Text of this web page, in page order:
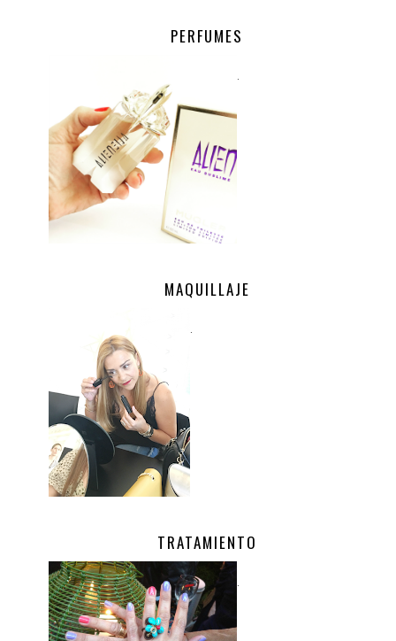
PERFUMES
.
MAQUILLAJE
.
TRATAMIENTO
.